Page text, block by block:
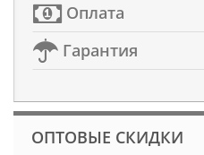
Оплата
Гарантия
ОПТОВЫЕ СКИДКИ